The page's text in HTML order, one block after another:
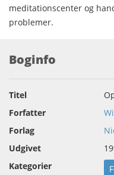
meditationscenter og
problemer.
Boginfo
Titel
Forfatter
Forlag
Udgivet
Kategorier